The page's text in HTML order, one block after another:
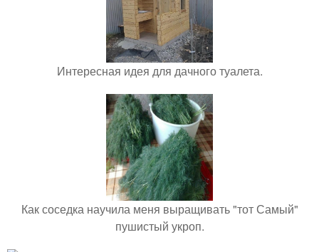
Интересная идея для дачного туалета.
Как соседка научила меня выращивать "тот Самый"
пушистый укроп.